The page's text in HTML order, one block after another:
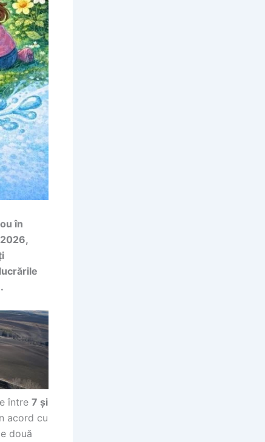
în
între 7 și
acord cu
două